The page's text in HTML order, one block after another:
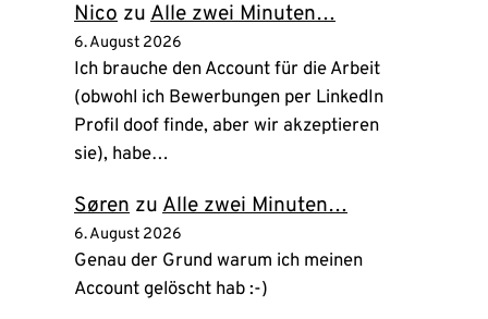
Nico zu Alle zwei Minuten…
6. August 2026
Ich brauche den Account für die Arbeit
(obwohl ich Bewerbungen per LinkedIn
Profil doof finde, aber wir akzeptieren
sie), habe…
Søren zu Alle zwei Minuten…
6. August 2026
Genau der Grund warum ich meinen
Account gelöscht hab :-)